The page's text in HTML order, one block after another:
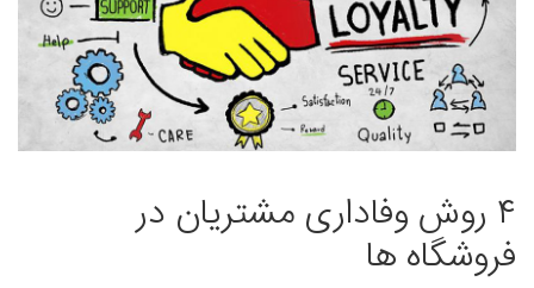
۴ روش وفاداری مشتریان در
فروشگاه ها